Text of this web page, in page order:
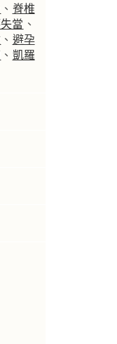
、 脊椎
當 、
、 避孕
、 凱羅